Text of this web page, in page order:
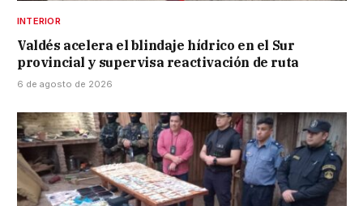
INTERIOR
Valdés acelera el blindaje hídrico en el Sur
provincial y supervisa reactivación de ruta
6 de agosto de 2026